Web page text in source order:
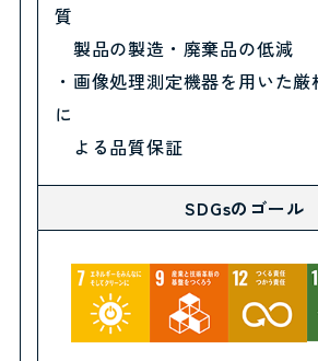
質
製品の製造・廃棄品の低減
・画像処理測定機器を用いた
に
よる品質保証
SDGsのゴール